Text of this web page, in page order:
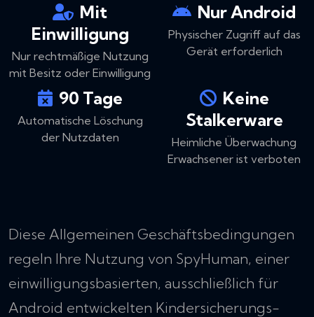
Mit
Einwilligung
Nur rechtmäßige Nutzung
mit Besitz oder Einwilligung
Nur Android
Physischer Zugriff auf das
Gerät erforderlich
90 Tage
Automatische Löschung
der Nutzdaten
Keine
Stalkerware
Heimliche Überwachung
Erwachsener ist verboten
Diese Allgemeinen Geschäftsbedingungen
regeln Ihre Nutzung von SpyHuman, einer
einwilligungsbasierten, ausschließlich für
Android entwickelten Kindersicherungs-